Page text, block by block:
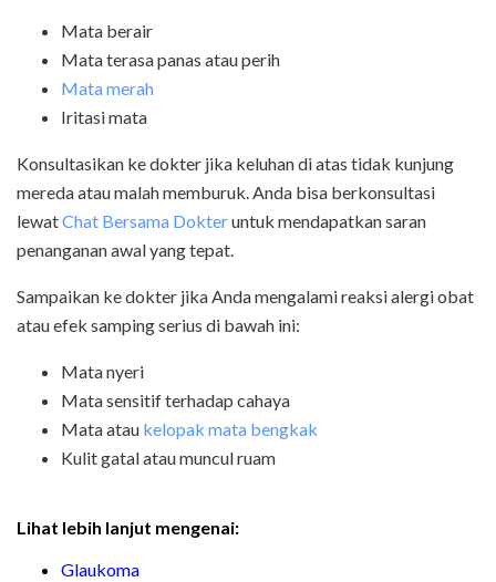
Mata berair
Mata terasa panas atau perih
Mata merah
Iritasi mata
Konsultasikan ke dokter jika keluhan di atas tidak kunjung
mereda atau malah memburuk. Anda bisa berkonsultasi
lewatChat Bersama Dokteruntuk mendapatkan saran
penanganan awal yang tepat.
Sampaikan ke dokter jika Anda mengalami reaksi alergi obat
atau efek samping serius di bawah ini:
Mata nyeri
Mata sensitif terhadap cahaya
Mata atau kelopak mata bengkak
Kulit gatal atau muncul ruam
Lihat lebih lanjut mengenai:
Glaukoma